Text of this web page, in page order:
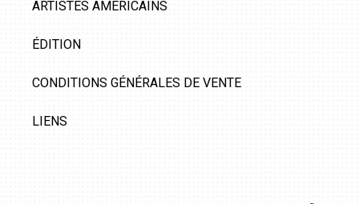
ARTISTES AMÉRICAINS
ÉDITION
CONDITIONS GÉNÉRALES DE VENTE
LIENS